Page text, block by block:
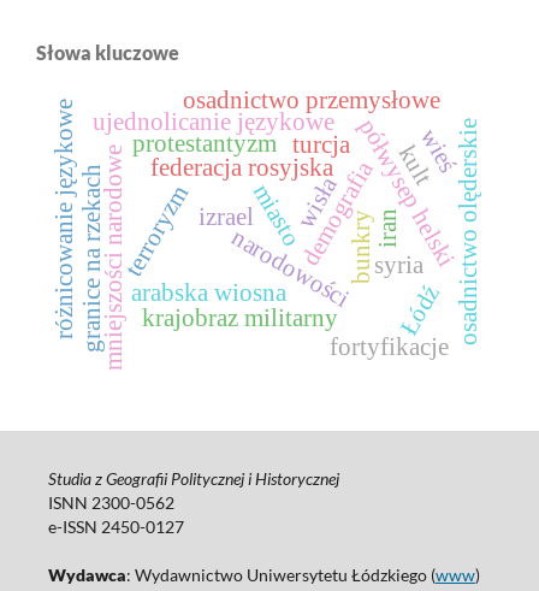
Słowa kluczowe
federacja rosyjskademografia
narodowości
mniejszości narodowe półwysep helski
krajobraz militarny
bunkry
fortyfikacje
granice na rzekach wisła
miasto
różnicowanie językowe ujednolicanie językowe osadnictwo olęderskie
osadnictwo przemysłowe
syria
iran
turcja
izrael
arabska wiosna
terroryzm
kult
Łódź
protestantyzm wieś
Studia z Geografii Politycznej i Historycznej
ISNN 2300-0562
e-ISSN 2450-0127
Wydawca: Wydawnictwo Uniwersytetu Łódzkiego (www)